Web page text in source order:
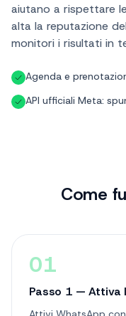
aiutano a rispettare
alta la reputazione
monitori i risultati in
Agenda e
API ufficiali Meta:
Come
01
Passo 1 — Attiva